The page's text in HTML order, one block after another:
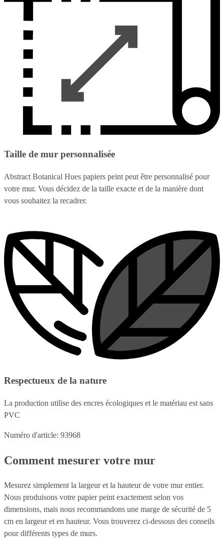
Taille de mur personnalisée
Abstract Botanical Hues papiers peint peut être personnalisé pour
votre mur. Vous décidez de la taille exacte et de la manière dont
vous souhaitez la recadrer.
Respectueux de la nature
La production utilise des encres écologiques et le matériau est sans
PVC
Numéro d'article: 93968
Comment mesurer votre mur
Mesurez simplement la largeur et la hauteur de votre mur entier.
Nous produisons votre papier peint exactement selon vos
dimensions, mais nous recommandons une marge de sécurité de 5
cm en largeur et en hauteur. Vous trouverez ci-dessous des conseils
pour différents types de murs.